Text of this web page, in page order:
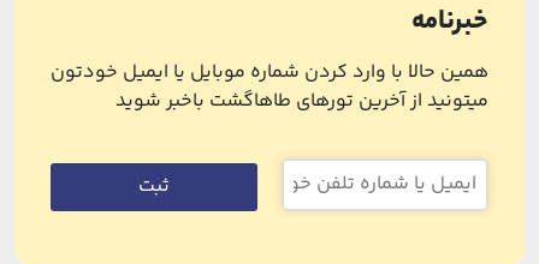
خبرنامه
همین حالا با وارد کردن شماره موبایل یا ایمیل خودتون
میتونید از آخرین تورهای طاهاگشت باخبر شوید
ثبت